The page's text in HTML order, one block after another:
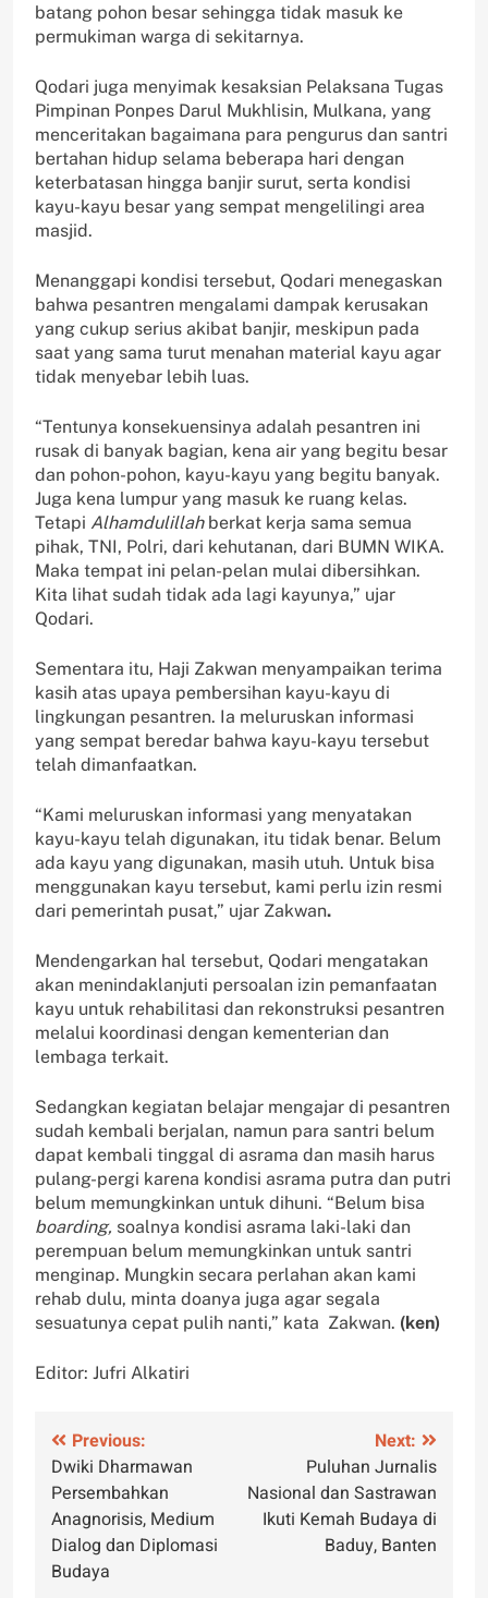
batang pohon besar sehingga tidak masuk ke
permukiman warga di sekitarnya.
Qodari juga menyimak kesaksian Pelaksana Tugas
Pimpinan Ponpes Darul Mukhlisin, Mulkana, yang
menceritakan bagaimana para pengurus dan santri
bertahan hidup selama beberapa hari dengan
keterbatasan hingga banjir surut, serta kondisi
kayu-kayu besar yang sempat mengelilingi area
masjid.
Menanggapi kondisi tersebut, Qodari menegaskan
bahwa pesantren mengalami dampak kerusakan
yang cukup serius akibat banjir, meskipun pada
saat yang sama turut menahan material kayu agar
tidak menyebar lebih luas.
“Tentunya konsekuensinya adalah pesantren ini
rusak di banyak bagian, kena air yang begitu besar
dan pohon-pohon, kayu-kayu yang begitu banyak.
Juga kena lumpur yang masuk ke ruang kelas.
Tetapi Alhamdulillah berkat kerja sama semua
pihak, TNI, Polri, dari kehutanan, dari BUMN WIKA.
Maka tempat ini pelan-pelan mulai dibersihkan.
Kita lihat sudah tidak ada lagi kayunya,” ujar
Qodari.
Sementara itu, Haji Zakwan menyampaikan terima
kasih atas upaya pembersihan kayu-kayu di
lingkungan pesantren. Ia meluruskan informasi
yang sempat beredar bahwa kayu-kayu tersebut
telah dimanfaatkan.
“Kami meluruskan informasi yang menyatakan
kayu-kayu telah digunakan, itu tidak benar. Belum
ada kayu yang digunakan, masih utuh. Untuk bisa
menggunakan kayu tersebut, kami perlu izin resmi
dari pemerintah pusat,” ujar Zakwan.
Mendengarkan hal tersebut, Qodari mengatakan
akan menindaklanjuti persoalan izin pemanfaatan
kayu untuk rehabilitasi dan rekonstruksi pesantren
melalui koordinasi dengan kementerian dan
lembaga terkait.
Sedangkan kegiatan belajar mengajar di pesantren
sudah kembali berjalan, namun para santri belum
dapat kembali tinggal di asrama dan masih harus
pulang-pergi karena kondisi asrama putra dan putri
belum memungkinkan untuk dihuni. “Belum bisa
boarding, soalnya kondisi asrama laki-laki dan
perempuan belum memungkinkan untuk santri
menginap. Mungkin secara perlahan akan kami
rehab dulu, minta doanya juga agar segala
sesuatunya cepat pulih nanti,” kata Zakwan. (ken)
Editor: Jufri Alkatiri
Navigasi
pos
Previous:
Dwiki Dharmawan
Persembahkan
Anagnorisis, Medium
Dialog dan Diplomasi
Budaya
Next:
Puluhan Jurnalis
Nasional dan Sastrawan
Ikuti Kemah Budaya di
Baduy, Banten